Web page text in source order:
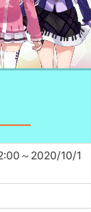
～2020/10/1